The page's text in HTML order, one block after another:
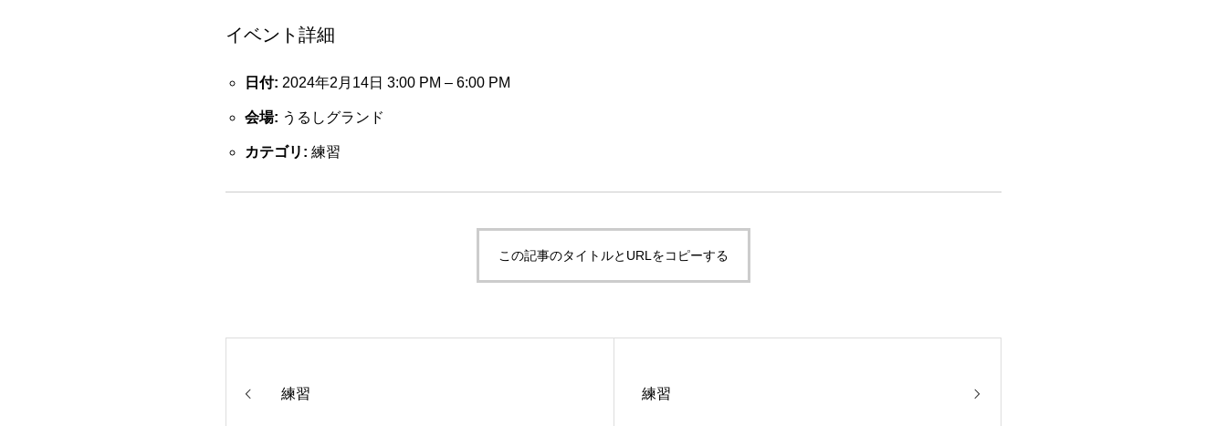
イベント詳細
日付: 2024年2月14日 3:00 PM – 6:00 PM
会場: うるしグランド
カテゴリ: 練習
この記事のタイトルとURLをコピーする
練習 練習